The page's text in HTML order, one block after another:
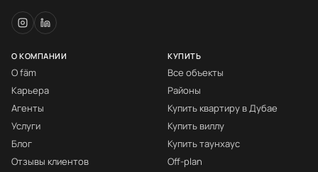
О КОМПАНИИ
О fäm
Карьера
Агенты
Услуги
Блог
Отзывы клиентов
КУПИТЬ
Все объекты
Районы
Купить квартиру в Дубае
Купить виллу
Купить таунхаус
Off-plan